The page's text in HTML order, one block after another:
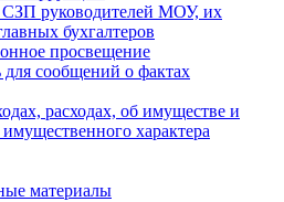
руководителей МОУ, их
бухгалтеров
просвещение
для сообщений о фактах
расходах, об имуществе и
имущественного характера
материалы